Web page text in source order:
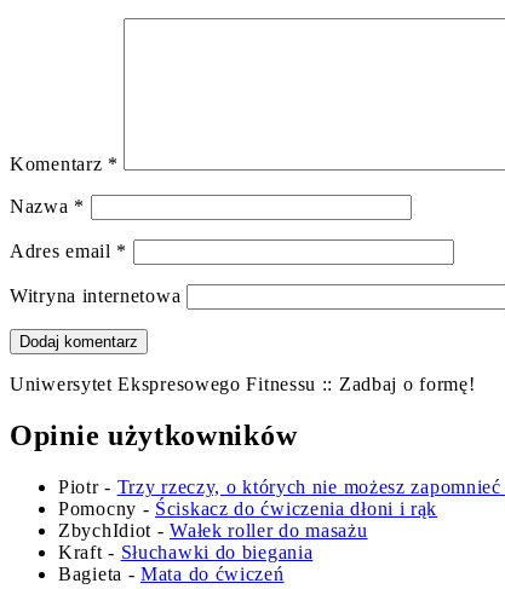
Komentarz *
Nazwa *
Adres email *
Witryna internetowa
Uniwersytet Ekspresowego Fitnessu :: Zadbaj o formę!
Opinie użytkowników
Piotr- Trzy rzeczy, o których nie możesz
Pomocny - Ściskacz do ćwiczenia dłoni i rąk
ZbychIdiot -Wałek roller do masażu
Kraft - Słuchawki do biegania
Bagieta -Mata do ćwiczeń